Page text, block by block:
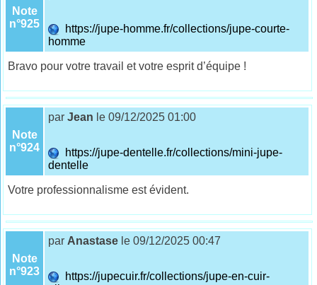
Note
n°925
https://jupe-homme.fr/collections/jupe-courte-
homme
Bravo pour votre travail et votre esprit d’équipe !
Note
n°924
parJean le 09/12/2025 01:00
https://jupe-dentelle.fr/collections/mini-jupe-
dentelle
Votre professionnalisme est évident.
Note
n°923
par Anastase le 09/12/2025 00:47
https://jupecuir.fr/collections/jupe-en-cuir-